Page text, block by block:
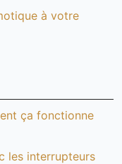
à votre
ça fonctionne
les interrupteurs